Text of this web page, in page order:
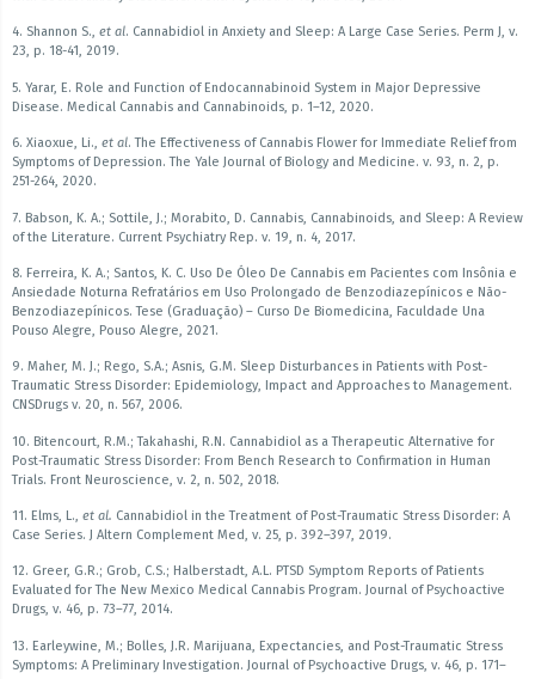
4. Shannon S., et al. Cannabidiol in Anxiety and Sleep: A Large Case Series. Perm J, v.
23, p. 18-41, 2019.
5. Yarar, E. Role and Function of Endocannabinoid System in Major Depressive
Disease. Medical Cannabis and Cannabinoids, p. 1–12, 2020.
6. Xiaoxue, Li., et al. The Effectiveness of Cannabis Flower for Immediate Relief from
Symptoms of Depression. The Yale Journal of Biology and Medicine. v. 93, n. 2, p.
251-264, 2020.
7. Babson, K. A.; Sottile, J.; Morabito, D. Cannabis, Cannabinoids, and Sleep: A Review
of the Literature. Current Psychiatry Rep. v. 19, n. 4, 2017.
8. Ferreira, K. A.; Santos, K. C. Uso De Óleo De Cannabis em Pacientes com Insônia e
Ansiedade Noturna Refratários em Uso Prolongado de Benzodiazepínicos e Não-
Benzodiazepínicos. Tese (Graduação) – Curso De Biomedicina, Faculdade Una
Pouso Alegre, Pouso Alegre, 2021.
9. Maher, M. J.; Rego, S.A.; Asnis, G.M. Sleep Disturbances in Patients with Post-
Traumatic Stress Disorder: Epidemiology, Impact and Approaches to Management.
CNSDrugs v. 20, n. 567, 2006.
10. Bitencourt, R.M.; Takahashi, R.N. Cannabidiol as a Therapeutic Alternative for
Post-Traumatic Stress Disorder: From Bench Research to Confirmation in Human
Trials. Front Neuroscience, v. 2, n. 502, 2018.
11. Elms, L., et al. Cannabidiol in the Treatment of Post-Traumatic Stress Disorder: A
Case Series. J Altern Complement Med, v. 25, p. 392–397, 2019.
12. Greer, G.R.; Grob, C.S.; Halberstadt, A.L. PTSD Symptom Reports of Patients
Evaluated for The New Mexico Medical Cannabis Program. Journal of Psychoactive
Drugs, v. 46, p. 73–77, 2014.
13. Earleywine, M.; Bolles, J.R. Marijuana, Expectancies, and Post-Traumatic Stress
Symptoms: A Preliminary Investigation. Journal of Psychoactive Drugs, v. 46, p. 171–